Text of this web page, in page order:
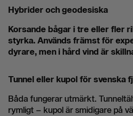
Hybrider och geodesiska
Korsande bågar i tre eller fler
styrka. Används främst för
dyrare, men i hård vind är
Tunnel eller kupol för svenska
Båda fungerar utmärkt.
rymligt – kupol är smidigare på